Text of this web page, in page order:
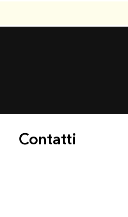
Contatti